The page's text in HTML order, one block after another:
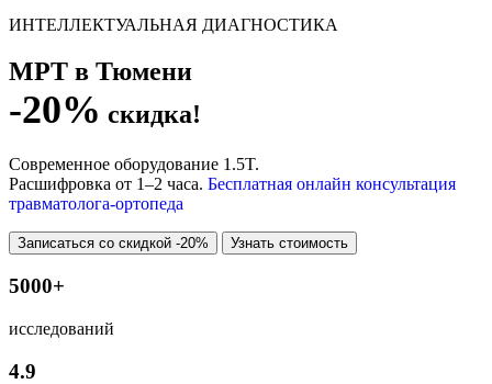
ИНТЕЛЛЕКТУАЛЬНАЯ ДИАГНОСТИКА
МРТ в Тюмени
-20% скидка!
Современное оборудование 1.5T.
Расшифровка от 1–2 часа. Бесплатная онлайн консультация
травматолога-ортопеда
Записаться со скидкой -20% Узнать стоимость
5000+
исследований
4.9